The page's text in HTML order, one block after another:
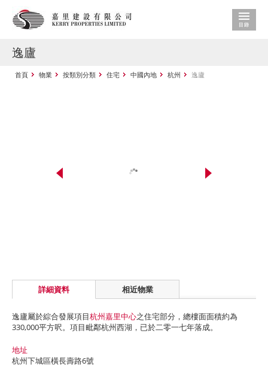
逸廬
首頁 物業 按類別分類 住宅 中國內地 杭州 逸廬
詳細資料 相近物業
逸廬屬於綜合發展項目杭州嘉里中心之住宅部分，總樓面面積約為
330,000平方呎。項目毗鄰杭州西湖，已於二零一七年落成。
地址
杭州下城區橫長壽路6號